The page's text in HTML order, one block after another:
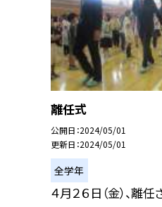
離任式
公開日 2024/05/01
更新日 2024/05/01
全学年
４月２６日（金）、離